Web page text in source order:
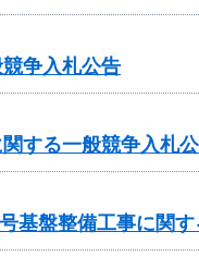
争入札公告
する一般競争入札
盤整備工事に関